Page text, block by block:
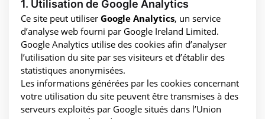
1. Utilisation de Google Analytics
Ce site peut utiliser Google Analytics, un service
d’analyse web fourni par Google Ireland Limited.
Google Analytics utilise des cookies afin d’analyser
l’utilisation du site par ses visiteurs et d’établir des
statistiques anonymisées.
Les informations générées par les cookies concernant
votre utilisation du site peuvent être transmises à des
serveurs exploités par Google situés dans l’Union